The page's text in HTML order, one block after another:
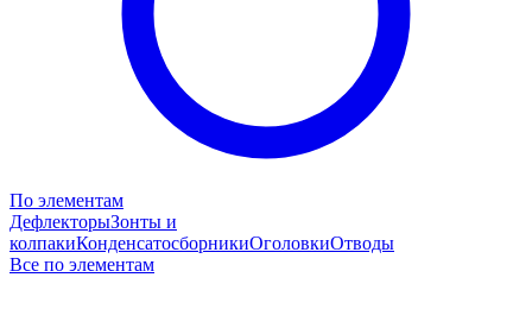
По элементам
ДефлекторыЗонты и
колпакиКонденсатосборникиОголовкиОтводы
Все по элементам